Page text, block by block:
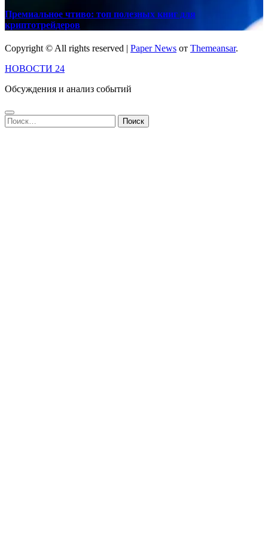
Премиальное чтиво: топ полезных книг для
криптотрейдеров
Copyright © All rights reserved | Paper News от Themeansar.
НОВОСТИ 24
Обсуждения и анализ событий
Найти: